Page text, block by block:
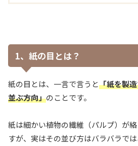
1、紙の目とは？
紙の目とは、一言で言うと「紙を製
並ぶ方向」のことです。
紙は細かい植物の繊維（パルプ）が
すが、実はその並び方はバラバラで